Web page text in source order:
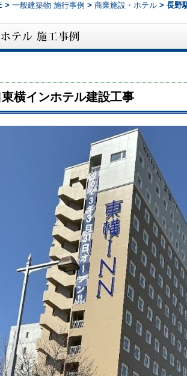
> 一般建築物 施行事例 > 商業施設・ホテル > 長野
横インホテル建設工事